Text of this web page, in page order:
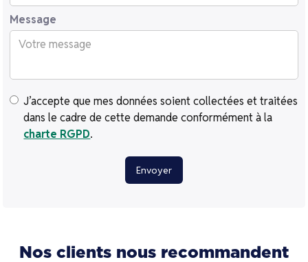
Nos clients nous recommandent
Message
J’accepte que mes données soient collectées et traitées
dans le cadre de cette demande conformément à la
charte RGPD.